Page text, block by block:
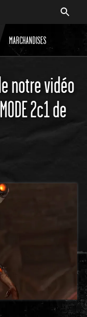
MARCHANDISES
notre vidéo
2c1 de